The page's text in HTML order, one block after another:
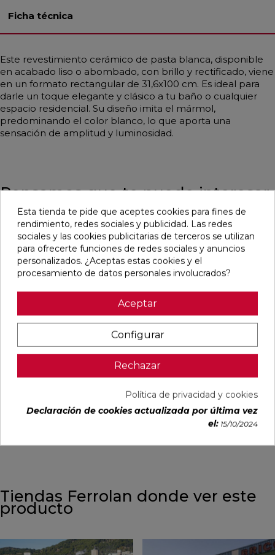
Ficha técnica
Este revestimiento cerámico de pasta blanca, disponible
en acabado liso o abombado, con brillo y rectificado, viene
en un formato rectangular de 31,6x100 cm. Es ideal para
darle un toque elegante y clásico a tu baño o cualquier
espacio residencial. Su diseño imita el mármol,
predominando el color blanco, lo que aporta una
sensación de amplitud y luminosidad.
Pensamos que te puede interesar
ALAPLANA
RECTIFICADO
Ref:
Alaplana
PVP
favorite
VER MÁS
OIKOS GOLD
RECTIFICADO
Ref:
Geotiles
PVP
favorite
VER MÁS
RECTIFICADO
Ref:
77485414
Geotiles
PVP
35,15 €
favorite
VER MÁS
Ref:
TAU
PVP
VER MÁS
Tiendas Ferrolan donde ver este
producto
Esta tienda te pide que aceptes cookies para fines de
rendimiento, redes sociales y publicidad. Las redes
sociales y las cookies publicitarias de terceros se utilizan
para ofrecerte funciones de redes sociales y anuncios
personalizados. ¿Aceptas estas cookies y el
procesamiento de datos personales involucrados?
Aceptar
Configurar
Rechazar
Política de privacidad y cookies
Declaración de cookies actualizada por última vez
el: 15/10/2024